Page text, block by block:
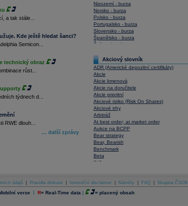
a tak stále...
Kde ještě hledat šanci?
Semicon...
technický obraz
růst...
týdnech d...
RWE dlouh...
… další zprávy
Nizozemí - burza
Norsko - burza
Polsko - burza
Portugalsko - burza
Slovensko - burza
Španělsko - burza
Švýcarsko - burza
Akciový slovník
ADR (Americké depozitní certifikáty)
Akcie
Akcie kmenová
Akcie na doručitele
Akcie prioritní
Akciové riziko (Risk On Shares)
Akciové trhy
Arbitráž
At best order; at market order
Aukce na BCPP
Bear strategy
Bear, Bearish
Benchmark
Beta
BIC
Bonita
Book To Bill Ratio
Book Value
údajů Pravidla diskuse Investiční disclaimer Náměty FAQ Skupina ČSOB
verze | R= Real-Time data | = placený obsah